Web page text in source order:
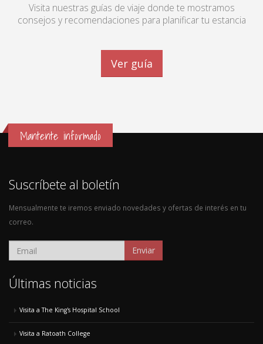
Visita nuestras guías de viaje donde te mostramos
consejos y recomendaciones para planificar tu estancia
Ver guía
Mantente informado
Suscríbete al boletín
Mensualmente te iremos enviado novedades y ofertas de interés en tu
correo.
Enviar
Últimas noticias
Visita a The King's Hospital School
Visita a Ratoath College